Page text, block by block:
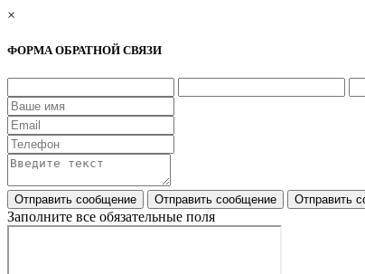
×
ФОРМА ОБРАТНОЙ СВЯЗИ
Заполните все обязательные поля